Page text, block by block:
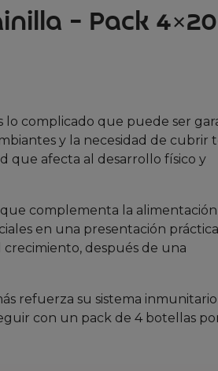
– Pack
lo complicado que puede ser
y la necesidad de cubrir
que afecta al desarrollo físico y
que complementa la
en una presentación
después de una
refuerza su sistema
con un pack de 4 botellas